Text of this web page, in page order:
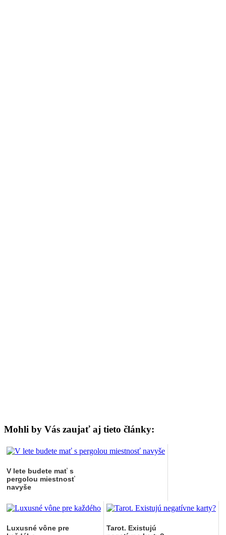
Mohli by Vás zaujať aj tieto články:
V lete budete mať s
pergolou miestnosť
navyše
Luxusné vône pre
Tarot. Existujú